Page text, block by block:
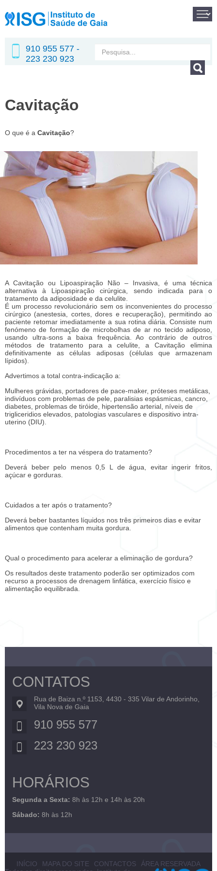
910 955 577 -
223 230 923
Cavitação
O que é a Cavitação?
A Cavitação ou Lipoaspiração Não – Invasiva, é uma técnica
alternativa à Lipoaspiração cirúrgica, sendo indicada para o
tratamento da adiposidade e da celulite.
É um processo revolucionário sem os inconvenientes do processo
cirúrgico (anestesia, cortes, dores e recuperação), permitindo ao
paciente retomar imediatamente a sua rotina diária. Consiste num
fenómeno de formação de microbolhas de ar no tecido adiposo,
usando ultra-sons a baixa frequência. Ao contrário de outros
métodos de tratamento para a celulite, a Cavitação elimina
definitivamente as células adiposas (células que armazenam
lípidos).
Advertimos a total contra-indicação a:
Mulheres grávidas, portadores de pace-maker, próteses metálicas,
indivíduos com problemas de pele, paralisias espásmicas, cancro,
diabetes, problemas de tiróide, hipertensão arterial, níveis de
trigliceridios elevados, patologias vasculares e dispositivo intra-
uterino (DIU).
Procedimentos a ter na véspera do tratamento?
Deverá beber pelo menos 0,5 L de água, evitar ingerir fritos,
açúcar e gorduras.
Cuidados a ter após o tratamento?
Deverá beber bastantes líquidos nos três primeiros dias e evitar
alimentos que contenham muita gordura.
Qual o procedimento para acelerar a eliminação de gordura?
Os resultados deste tratamento poderão ser optimizados com
recurso a processos de drenagem linfática, exercício físico e
alimentação equilibrada.
CONTATOS
Rua de Baiza n.º 1153, 4430 - 335 Vilar de Andorinho,
Vila Nova de Gaia
910 955 577
223 230 923
HORÁRIOS
Segunda a Sexta: 8h às 12h e 14h às 20h
Sábado: 8h às 12h
INÍCIO MAPA DO SITE CONTACTOS
ÁREA RESERVADA